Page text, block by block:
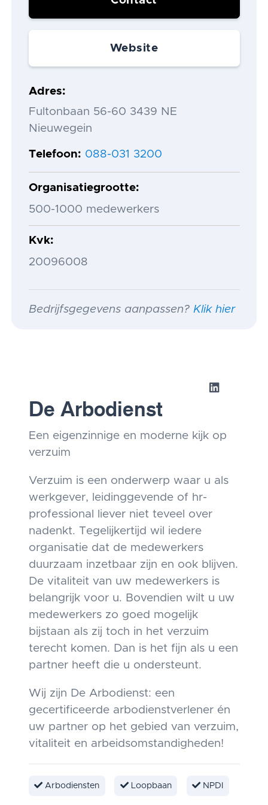
Website
Adres
Fultonbaan 56-60 3439 NE
Nieuwegein
Telefoon 088-031 3200
Organisatiegrootte
500-1000 medewerkers
Kvk
20096008
Bedrijfsgegevens aanpassen? Klik hier
De Arbodienst
Een eigenzinnige en moderne kijk op
verzuim
Verzuim is een onderwerp waar u als
werkgever, leidinggevende of hr-
professional liever niet teveel over
nadenkt. Tegelijkertijd wil iedere
organisatie dat de medewerkers
duurzaam inzetbaar zijn en ook blijven.
De vitaliteit van uw medewerkers is
belangrijk voor u. Bovendien wilt u uw
medewerkers zo goed mogelijk
bijstaan als zij toch in het verzuim
terecht komen. Dan is het fijn als u een
partner heeft die u ondersteunt.
Wij zijn De Arbodienst: een
gecertificeerde arbodienstverlener én
uw partner op het gebied van verzuim,
vitaliteit en arbeidsomstandigheden!
Arbodiensten Loopbaan NPDI